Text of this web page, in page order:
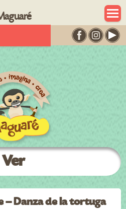
Ver
– Danza de la tortuga